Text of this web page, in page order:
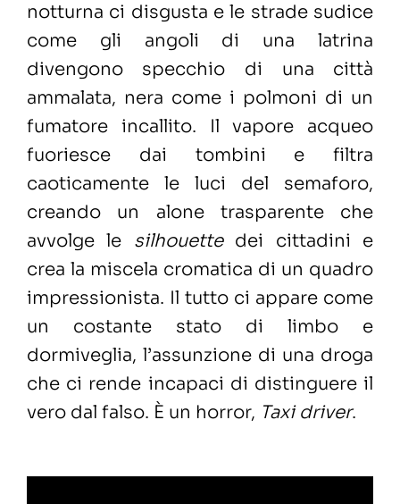
notturna ci disgusta e le strade sudice
come gli angoli di una latrina
divengono specchio di una città
ammalata, nera come i polmoni di un
fumatore incallito. Il vapore acqueo
fuoriesce dai tombini e filtra
caoticamente le luci del semaforo,
creando un alone trasparente che
avvolge le silhouettedei cittadini e
crea la miscela cromatica di un quadro
impressionista. Il tutto ci appare come
un costante stato di limbo e
dormiveglia, l’assunzione di una droga
che ci rende incapaci di distinguere il
vero dal falso. È un horror, Taxi driver.